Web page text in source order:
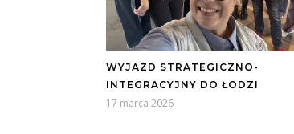
WYJAZD STRATEGICZNO-
INTEGRACYJNY DO ŁODZI
17 marca 2026